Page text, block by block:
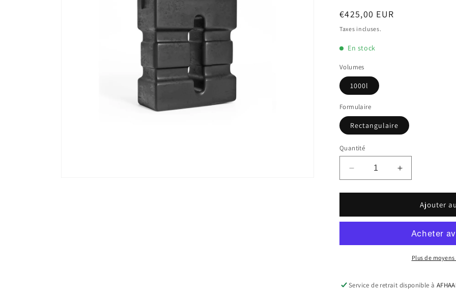
Prix
habituel
€425,00 EUR
Taxes incluses.
En stock
Volumes
1000l
Formulaire
Rectangulaire
Quantité
Réduire
la
quantité
Puits
pluie
Augmenter
la
quantité
Puits
pluie
1000L
Ajouter
Plus de
Service de retrait disponible à